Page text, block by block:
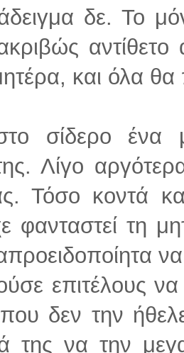
δε. Το
και όλα
σίδερο ένα
Λίγο
Τόσο κοντά
φανταστεί τη
επιτέλους
που δεν την
της να την